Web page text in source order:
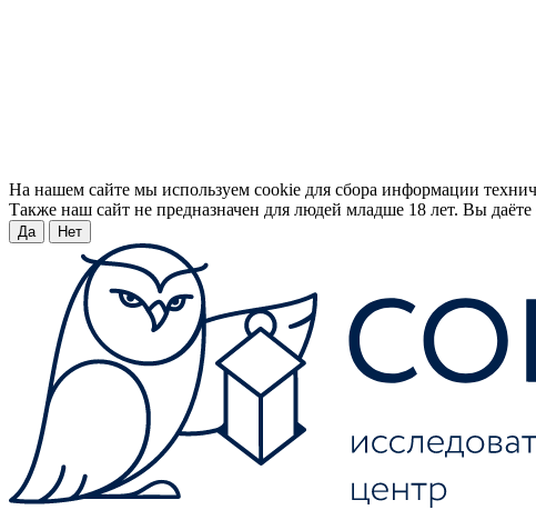
На нашем сайте мы используем cookie для сбора информации
Также наш сайт не предназначен для людей младше 18 лет. Вы
Да Нет